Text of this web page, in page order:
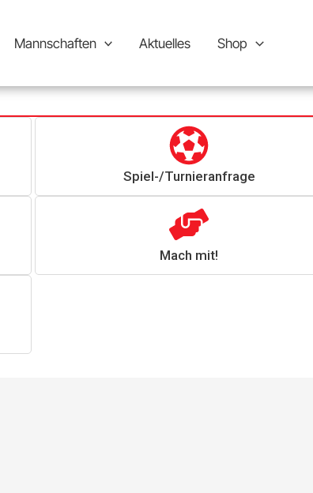
Mannschaften Aktuelles Shop
Spiel-/Turnieranfrage
Mach mit!